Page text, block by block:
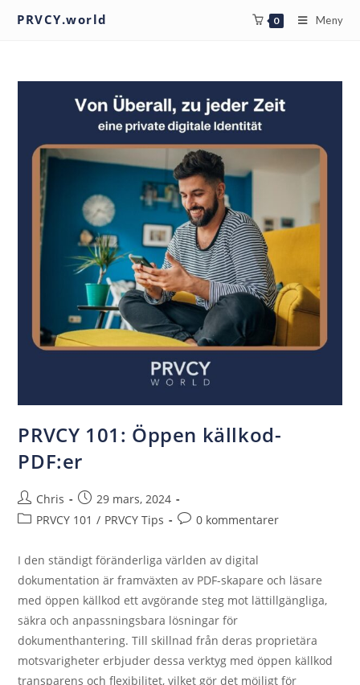
PRVCY.world 0 Meny
PRVCY 101: Öppen källkod-
PDF:er
Chris
29 mars, 2024
PRVCY 101 / PRVCY Tips 0 kommentarer
I den ständigt föränderliga världen av digital
dokumentation är framväxten av PDF-skapare och läsare
med öppen källkod ett avgörande steg mot lättillgängliga,
säkra och anpassningsbara lösningar för
dokumenthantering. Till skillnad från deras proprietära
motsvarigheter erbjuder dessa verktyg med öppen källkod
transparens och flexibilitet, vilket gör det möjligt för